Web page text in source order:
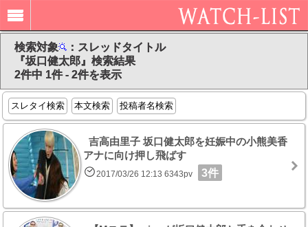
検索対象
：スレッドタイトル
『坂口健太郎』検索結果
2件中 1件 - 2件を表示
スレタイ検索 本文検索 投稿者名検索
吉高由里子 坂口健太郎を妊娠中の小熊美香
アナに向け押し飛ばす
2017/03/26 12:13 6343pv 3件